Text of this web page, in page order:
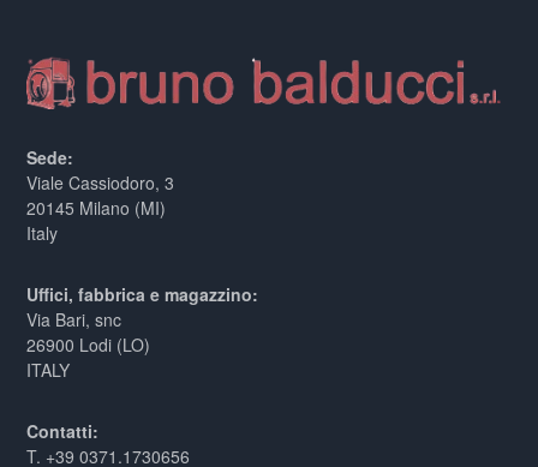
Sede:
Viale Cassiodoro, 3
20145 Milano (MI)
Italy
Uffici, fabbrica e magazzino:
Via Bari, snc
26900 Lodi (LO)
ITALY
Contatti:
T. +39 0371.1730656